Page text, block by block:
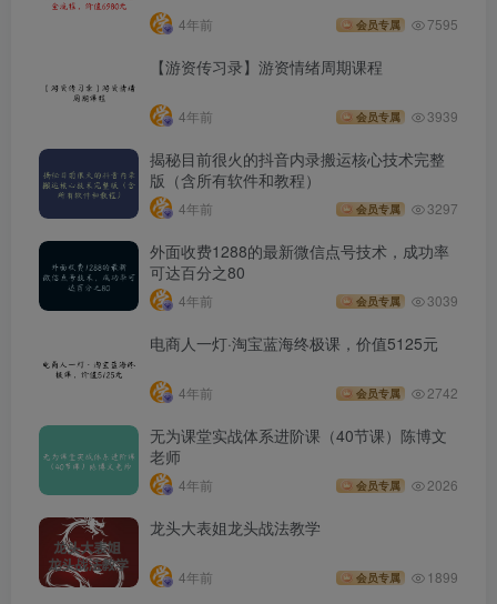
4年前 会员专属 7595
【游资传习录】游资情绪周期课程
4年前 会员专属 3939
揭秘目前很火的抖音内录搬运核心技术完整
版（含所有软件和教程）
4年前 会员专属 3297
外面收费1288的最新微信点号技术，成功率
可达百分之80
4年前 会员专属 3039
电商人一灯·淘宝蓝海终极课，价值5125元
4年前 会员专属 2742
无为课堂实战体系进阶课（40节课）陈博文
老师
4年前 会员专属 2026
龙头大表姐龙头战法教学
4年前 会员专属 1899